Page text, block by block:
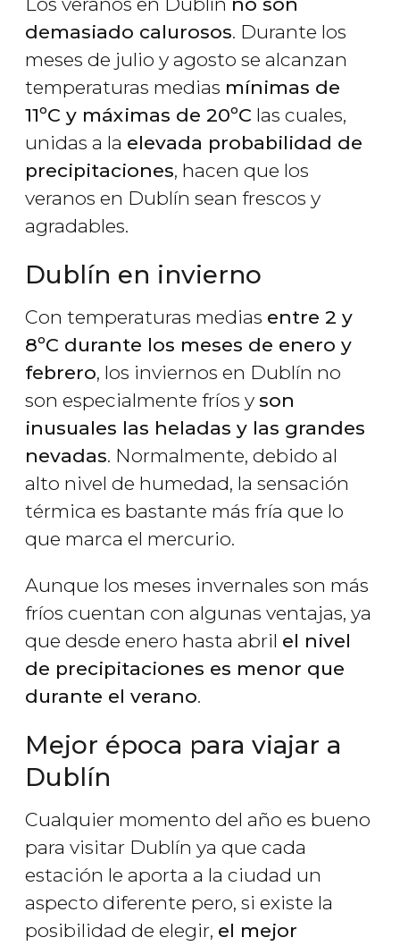
demasiado calurosos. Durante los
meses de julio y agosto se alcanzan
temperaturas medias mínimas de
11ºC y máximas de 20ºC las cuales,
unidas a la elevada probabilidad de
precipitaciones, hacen que los
veranos en Dublín sean frescos y
agradables.
Dublín en invierno
Con temperaturas medias entre 2 y
8ºC durante los meses de enero y
febrero, los inviernos en Dublín no
son especialmente fríos y son
inusuales las heladas y las grandes
nevadas. Normalmente, debido al
alto nivel de humedad, la sensación
térmica es bastante más fría que lo
que marca el mercurio.
Aunque los meses invernales son más
fríos cuentan con algunas ventajas, ya
que desde enero hasta abril el nivel
de precipitaciones es menor que
durante el verano.
Mejor época para viajar a
Dublín
Cualquier momento del año es bueno
para visitar Dublín ya que cada
estación le aporta a la ciudad un
aspecto diferente pero, si existe la
posibilidad de elegir, el mejor